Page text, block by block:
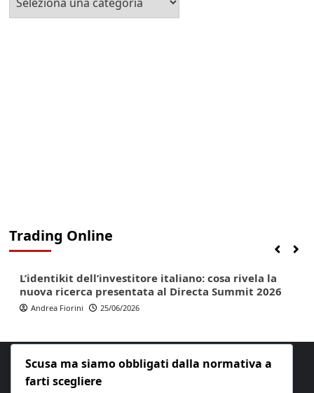
la
Trading Online
L’identikit dell’investitore italiano: cosa rivela la
nuova ricerca presentata al Directa Summit 2026
Andrea Fiorini 25/06/2026
Scusa ma siamo obbligati dalla normativa a
farti scegliere